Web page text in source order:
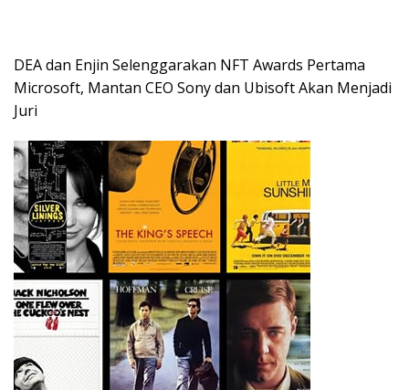
DEA dan Enjin Selenggarakan NFT Awards Pertama
Microsoft, Mantan CEO Sony dan Ubisoft Akan Menjadi
Juri